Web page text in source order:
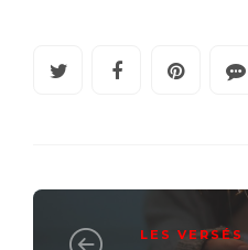
LES VERSÉS